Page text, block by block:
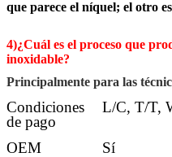
que parece el níquel; el otro
4)¿Cuál es el proceso que
inoxidable?
Principalmente para las
Condiciones
de pago
L/C, T/T,
OEM
Sí